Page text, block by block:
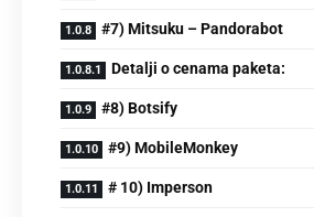
#7) Mitsuku – Pandorabot
Detalјi o cenama paketa:
#8) Botsify
#9) MobileMonkey
# 10) Imperson